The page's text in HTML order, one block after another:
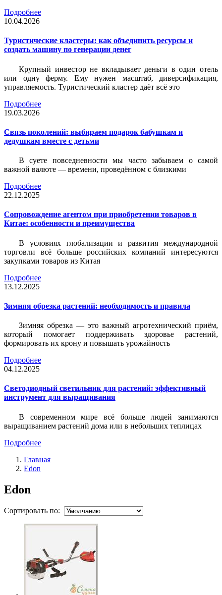
Подробнее
10.04.2026
Туристические кластеры: как объединить ресурсы и
создать машину по генерации денег
Крупный инвестор не вкладывает деньги в один отель
или одну ферму. Ему нужен масштаб, диверсификация,
управляемость. Туристический кластер даёт всё это
Подробнее
19.03.2026
Связь поколений: выбираем подарок бабушкам и
дедушкам вместе с детьми
В суете повседневности мы часто забываем о самой
важной валюте — времени, проведённом с близкими
Подробнее
22.12.2025
Сопровождение агентом при приобретении товаров в
Китае: особенности и преимущества
В условиях глобализации и развития международной
торговли всё больше российских компаний интересуются
закупками товаров из Китая
Подробнее
13.12.2025
Зимняя обрезка растений: необходимость и правила
Зимняя обрезка — это важный агротехнический приём,
который помогает поддерживать здоровье растений,
формировать их крону и повышать урожайность
Подробнее
04.12.2025
Светодиодный светильник для растений: эффективный
инструмент для выращивания
В современном мире всё больше людей занимаются
выращиванием растений дома или в небольших теплицах
Подробнее
Главная
Edon
Edon
Сортировать по: